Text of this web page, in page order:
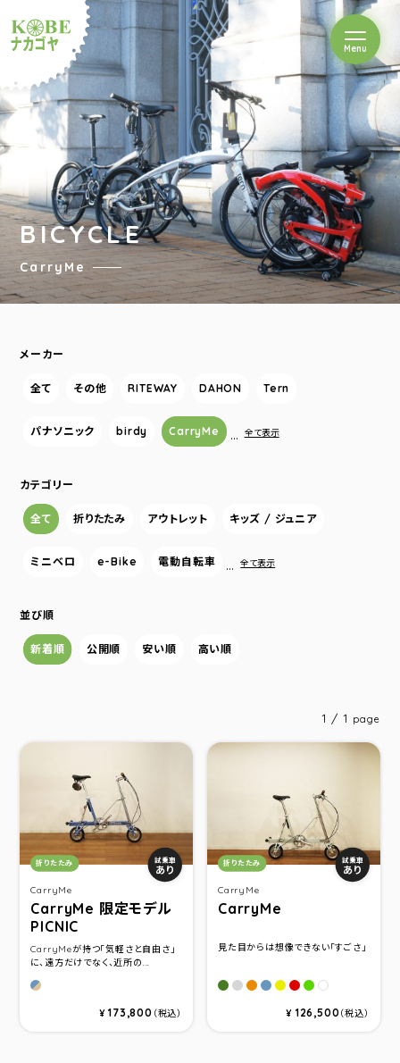
ルショップナカゴヤ
Menuを開閉
BICYCLE
CarryMe
メーカー
全て その他 RITEWAY DAHON Tern
パナソニック birdy CarryMe … 全て表示
カテゴリー
全て 折りたたみ アウトレット キッズ / ジュニア
ミニベロ e-Bike 電動自転車 … 全て表示
並び順
新着順 公開順 安い順 高い順
1 / 1 page
CarryMe
CarryMe 限定モデル
PICNIC
カテゴリ：
折りたたみ 試乗車
あり
CarryMeが持つ「気軽さと自由さ」
に、遠方だけでなく、近所の...
マットディスタントブルー＆ベージュ
¥173,800 （税込）
CarryMe
CarryMe
カテゴリ：
折りたたみ 試乗車
あり
見た目からは想像できない「すごさ」
マットオリ－ブグリ－ン
ルナグレイ ソリッド
オレンジ
ブル－
イエロ－
レッド
グリ－ン
ホワイト
¥ 126,500（税込）